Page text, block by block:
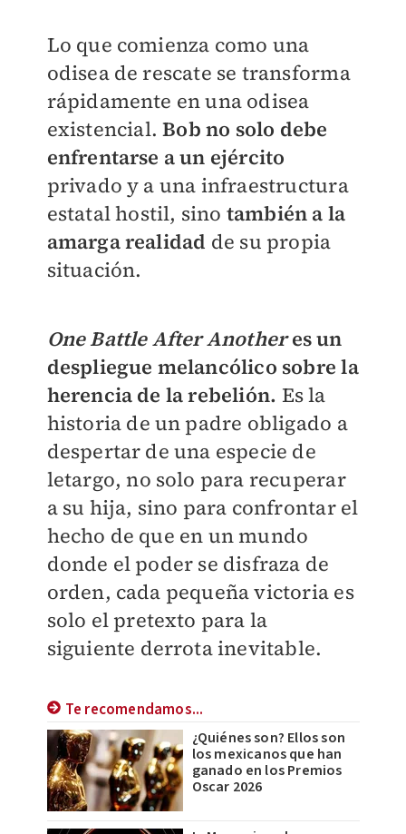
Lo que comienza como una
odisea de rescate se transforma
rápidamente en una odisea
existencial.Bob no solo debe
enfrentarse a un ejército
privado y a una infraestructura
estatal hostil, sino también a la
amarga realidad de su propia
situación.
One Battle After Anotheres un
despliegue melancólico sobre la
herencia de la rebelión. Es la
historia de un padre obligado a
despertar de una especie de
letargo, no solo para recuperar
a su hija, sino para confrontar el
hecho de que en un mundo
donde el poder se disfraza de
orden, cada pequeña victoria es
solo el pretexto para la
siguiente derrota inevitable.
Te recomendamos...
¿Quiénes son? Ellos son
los mexicanos que han
ganado en los Premios
Oscar 2026